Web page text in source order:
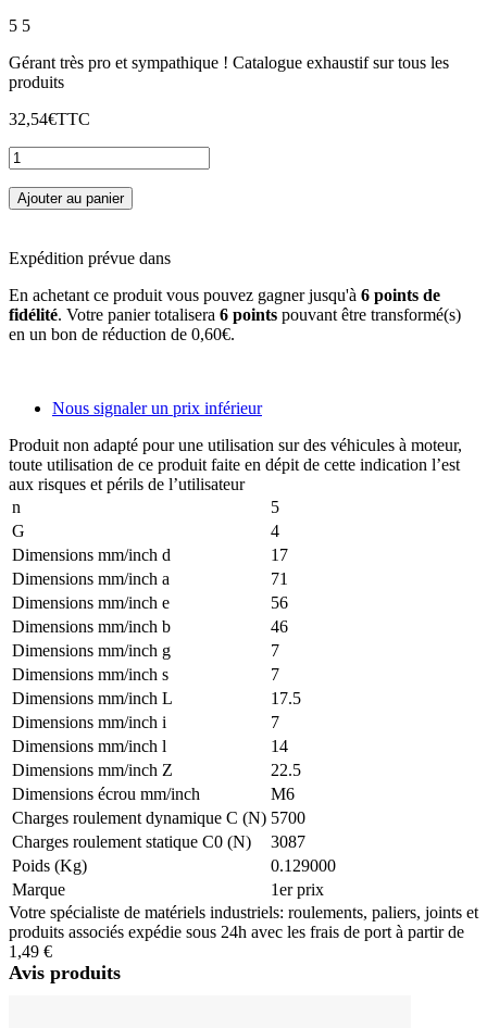
5 5
Gérant très pro et sympathique ! Catalogue exhaustif sur tous les
produits
32,54€TTC
Ajouter au panier
Expédition prévue dans
En achetant ce produit vous pouvez gagner jusqu'à 6 points de
fidélité. Votre panier totalisera 6 points pouvant être transformé(s)
en un bon de réduction de 0,60€.
Nous signaler un prix inférieur
Produit non adapté pour une utilisation sur des véhicules à moteur,
toute utilisation de ce produit faite en dépit de cette indication l’est
aux risques et périls de l’utilisateur
n
5
G
4
Dimensions mm/inch d
17
Dimensions mm/inch a
71
Dimensions mm/inch e
56
Dimensions mm/inch b
46
Dimensions mm/inch g
7
Dimensions mm/inch s
7
Dimensions mm/inch L
17.5
Dimensions mm/inch i
7
Dimensions mm/inch l
14
Dimensions mm/inch Z
22.5
Dimensions écrou mm/inch
M6
Charges roulement dynamique C (N) 5700
Charges roulement statique C0 (N)
3087
Poids (Kg)
0.129000
Marque
1er prix
Votre spécialiste de matériels industriels: roulements, paliers, joints et
produits associés expédie sous 24h avec les frais de port à partir de
1,49 €
Avis produits